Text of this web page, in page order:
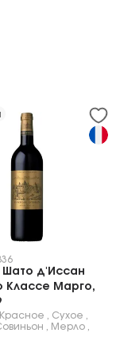
Шато д'Иссан
Классе Марго,
Красное Сухое
Мерло